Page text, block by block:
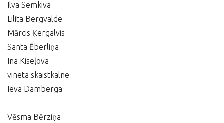
Ilva Semkiva
Lilita Bergvalde
Mārcis Ķergalvis
Santa Ēberliņa
Ina Kiseļova
vineta skaistkalne
Ieva Damberga
Vēsma Bērziņa